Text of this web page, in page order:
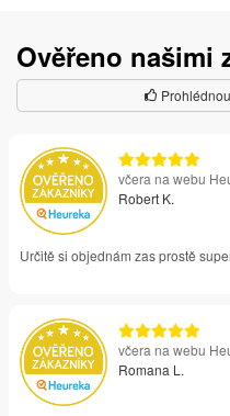
Ověřeno našimi
včera na webu
Robert K.
Určitě si objednám zas prostě
včera na webu
Romana L.